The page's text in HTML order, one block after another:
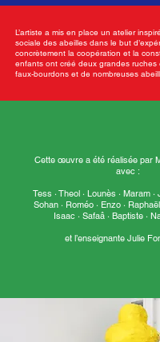
L’artiste a mis en place un atelier
sociale des abeilles dans le but
concrètement la coopération et la
enfants ont créé deux grandes
faux-bourdons et de nombreuses
Cette œuvre a été réalisée par
avec :
Tess · Theol · Lounès · Maram ·
Sohan · Roméo · Enzo ·
Isaac · Safaâ · Baptiste ·
et l’enseignante Julie